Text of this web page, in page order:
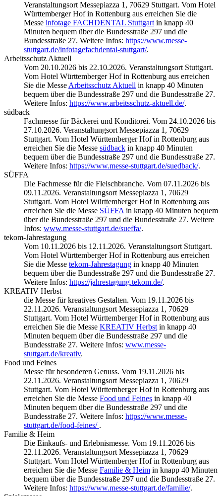
Veranstaltungsort Messepiazza 1, 70629 Stuttgart. Vom Hotel
Württemberger Hof in Rottenburg aus erreichen Sie die
Messe infotage FACHDENTAL Stuttgart in knapp 40
Minuten bequem über die Bundesstraße 297 und die
Bundesstraße 27. Weitere Infos: https://www.messe-
stuttgart.de/infotagefachdental-stuttgart/.
Arbeitsschutz Aktuell
Vom 20.10.2026 bis 22.10.2026. Veranstaltungsort Stuttgart.
Vom Hotel Württemberger Hof in Rottenburg aus erreichen
Sie die Messe Arbeitsschutz Aktuell in knapp 40 Minuten
bequem über die Bundesstraße 297 und die Bundesstraße 27.
Weitere Infos: https://www.arbeitsschutz-aktuell.de/.
südback
Fachmesse für Bäckerei und Konditorei. Vom 24.10.2026 bis
27.10.2026. Veranstaltungsort Messepiazza 1, 70629
Stuttgart. Vom Hotel Württemberger Hof in Rottenburg aus
erreichen Sie die Messe südback in knapp 40 Minuten
bequem über die Bundesstraße 297 und die Bundesstraße 27.
Weitere Infos: https://www.messe-stuttgart.de/suedback/.
SÜFFA
Die Fachmesse für die Fleischbranche. Vom 07.11.2026 bis
09.11.2026. Veranstaltungsort Messepiazza 1, 70629
Stuttgart. Vom Hotel Württemberger Hof in Rottenburg aus
erreichen Sie die Messe SÜFFA in knapp 40 Minuten bequem
über die Bundesstraße 297 und die Bundesstraße 27. Weitere
Infos: www.messe-stuttgart.de/sueffa/.
tekom-Jahrestagung
Vom 10.11.2026 bis 12.11.2026. Veranstaltungsort Stuttgart.
Vom Hotel Württemberger Hof in Rottenburg aus erreichen
Sie die Messe tekom-Jahrestagung in knapp 40 Minuten
bequem über die Bundesstraße 297 und die Bundesstraße 27.
Weitere Infos: https://jahrestagung.tekom.de/.
KREATIV Herbst
die Messe für kreatives Gestalten. Vom 19.11.2026 bis
22.11.2026. Veranstaltungsort Messepiazza 1, 70629
Stuttgart. Vom Hotel Württemberger Hof in Rottenburg aus
erreichen Sie die Messe KREATIV Herbst in knapp 40
Minuten bequem über die Bundesstraße 297 und die
Bundesstraße 27. Weitere Infos: www.messe-
stuttgart.de/kreativ.
Food und Feines
Messe für besonderen Genuss. Vom 19.11.2026 bis
22.11.2026. Veranstaltungsort Messepiazza 1, 70629
Stuttgart. Vom Hotel Württemberger Hof in Rottenburg aus
erreichen Sie die Messe Food und Feines in knapp 40
Minuten bequem über die Bundesstraße 297 und die
Bundesstraße 27. Weitere Infos: https://www.messe-
stuttgart.de/food-feines/ .
Familie & Heim
Die Einkaufs- und Erlebnismesse. Vom 19.11.2026 bis
22.11.2026. Veranstaltungsort Messepiazza 1, 70629
Stuttgart. Vom Hotel Württemberger Hof in Rottenburg aus
erreichen Sie die Messe Familie & Heim in knapp 40 Minuten
bequem über die Bundesstraße 297 und die Bundesstraße 27.
Weitere Infos: https://www.messe-stuttgart.de/familie/.